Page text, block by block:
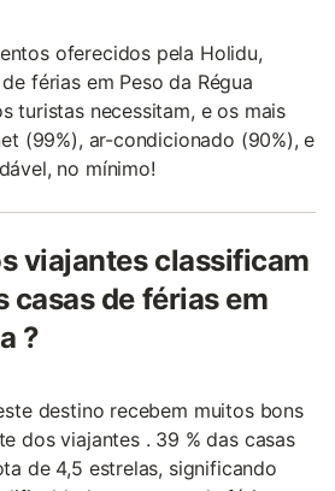
oferecidos pela Holidu,
férias em Peso da Régua
turistas necessitam, e os mais
(99%), ar-condicionado (90%), e
no mínimo!
viajantes classificam
casas de férias em
?
destino recebem muitos bons
dos viajantes . 39 % das casas
de 4,5 estrelas, significando